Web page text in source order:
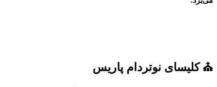
⛪ کلیسای نوتردام پاریس